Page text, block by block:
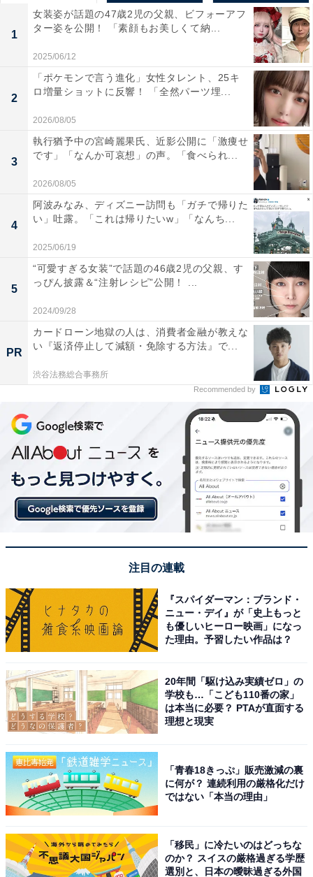
1
女装姿が話題の47歳2児の父親、ビフォーアフ
ター姿を公開！ 「素顔もお美しくて納...
2025/06/12
2
「ポケモンで言う進化」女性タレント、25キ
ロ増量ショットに反響！ 「全然パーツ埋...
2026/08/05
3
執行猶予中の宮崎麗果氏、近影公開に「激痩せ
です」「なんか可哀想」の声。「食べられ...
2026/08/05
4
阿波みなみ、ディズニー訪問も「ガチで帰りた
い」吐露。「これは帰りたいw」「なんち...
2025/06/19
5
“可愛すぎる女装”で話題の46歳2児の父親、す
っぴん披露＆“注射レシピ”公開！ ...
2024/09/28
PR
カードローン地獄の人は、消費者金融が教えな
い『返済停止して減額・免除する方法』で...
渋谷法務総合事務所
Recommended by
注目の連載
『スパイダーマン：ブランド・
ニュー・デイ』が「史上もっと
も優しいヒーロー映画」になっ
た理由。予習したい作品は？
20年間「駆け込み実績ゼロ」の
学校も…「こども110番の家」
は本当に必要？ PTAが直面する
理想と現実
「青春18きっぷ」販売激減の裏
に何が？ 連続利用の厳格化だけ
ではない「本当の理由」
「移民」に冷たいのはどっちな
のか？ スイスの厳格過ぎる学歴
選別と、日本の曖昧過ぎる外国